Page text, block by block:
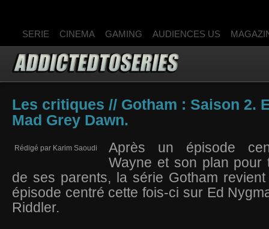
SERIE CINEMA GAMING AUDIENCES US
Les critiques // Gotham : Saison 2.
Mad Grey Dawn.
Rédigé par Karim Saoudi
Après un épisode
Wayne et son plan pour
de ses parents, la série Gotham
épisode centré cette fois-ci sur Ed
Riddler.